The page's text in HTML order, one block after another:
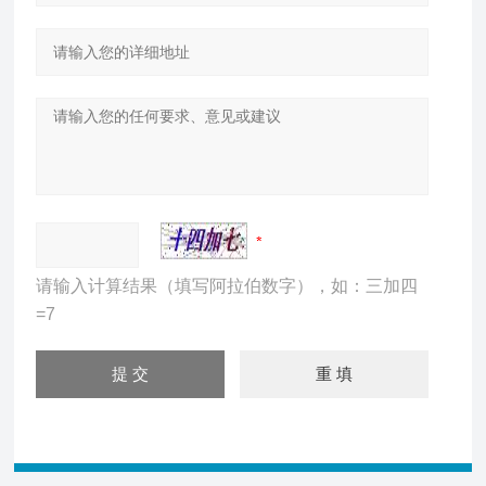
请输入计算结果（填写阿拉伯数字），如：三加四
=7